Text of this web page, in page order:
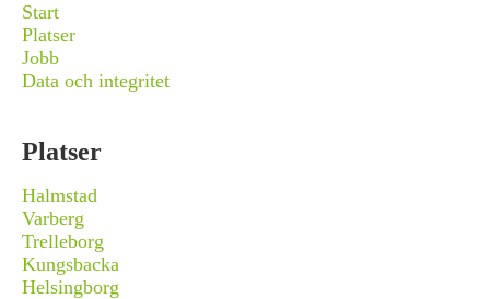
Start
Platser
Jobb
Data och integritet
Platser
Halmstad
Varberg
Trelleborg
Kungsbacka
Helsingborg